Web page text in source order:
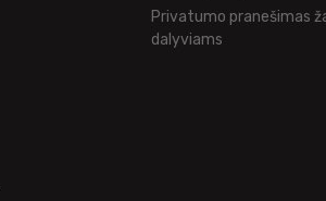
Privatumo pranešimas
dalyviams